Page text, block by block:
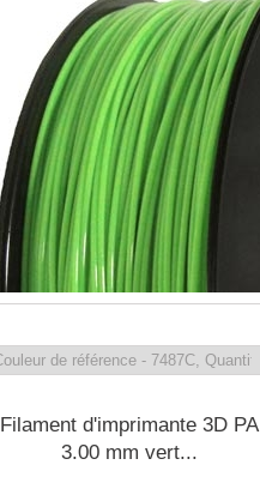
Filament d'imprimante 3D PA
3.00 mm vert...